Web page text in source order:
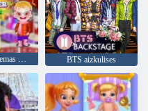
BTS aizkulises